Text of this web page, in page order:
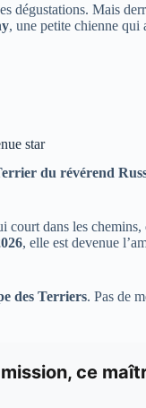
dégustations. Mais
, une petite chienne
star
du révérend
court dans les
, elle est devenue
des Terriers. Pas de
ce